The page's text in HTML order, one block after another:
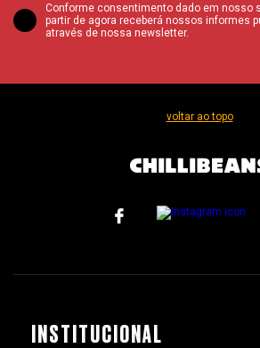
Conforme consentimento dado em nosso
partir de agora receberá nossos informes
através de nossa newsletter.
voltar ao topo
INSTITUCIONAL